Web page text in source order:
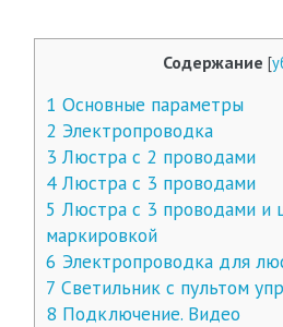
Содержание [
1 Основные параметры
2 Электропроводка
3 Люстра с 2 проводами
4Люстра с 3 проводами
5 Люстра с 3 проводами и
маркировкой
6 Электропроводка для
7 Светильник с пультом
8 Подключение. Видео